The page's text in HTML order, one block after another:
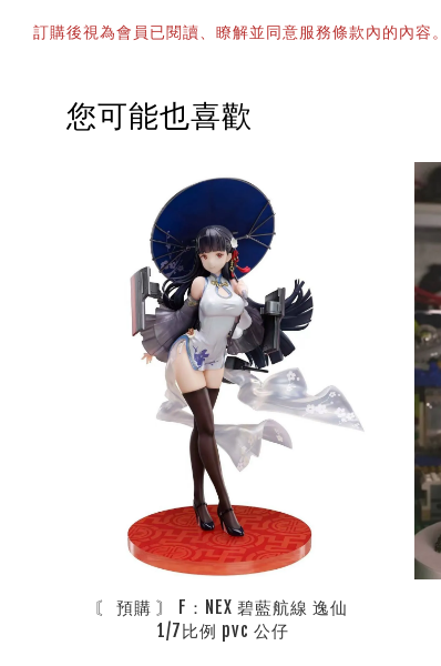
訂購後視為會員已閱讀、瞭解並同意服務條款內的內容。
您可能也喜歡
〘 預購 〙 F：NEX 碧藍航線 逸仙
1/7比例 pvc 公仔